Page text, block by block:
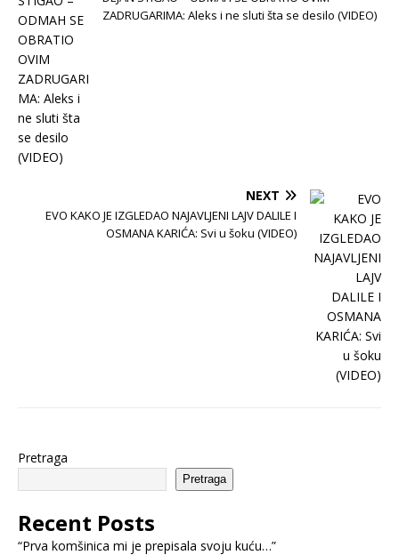
ZADRUGARIMA: Aleks i ne sluti šta se desilo (VIDEO)
NEXT
EVO KAKO JE IZGLEDAO NAJAVLJENI LAJV DALILE I
OSMANA KARIĆA: Svi u šoku (VIDEO)
Pretraga
Pretraga
Recent Posts
“Prva komšinica mi je prepisala svoju kuću…”